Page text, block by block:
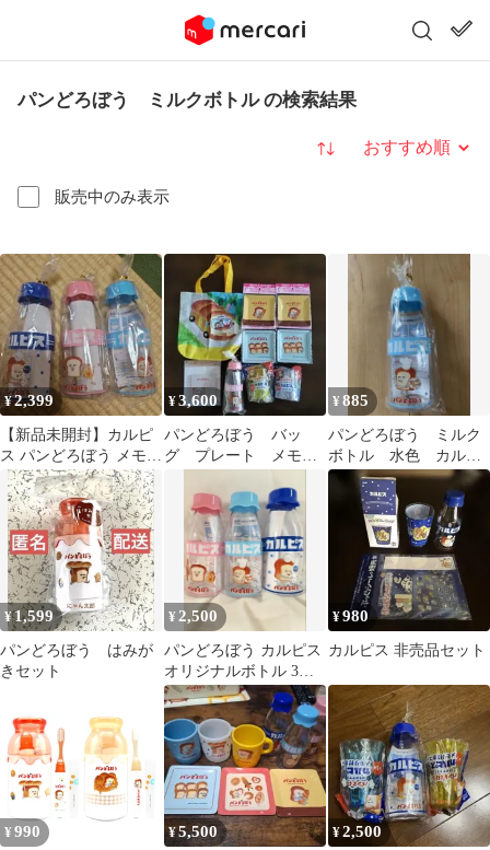
パンどろぼう ミルクボトル の検索結果
販売中のみ表示
並び替え
¥2,399
【新品未開封】カルピ
ス パンどろぼう メモリ
付きミルクボトル 3個
セット
¥3,600
パンどろぼう バッ
グ プレート メモ
プ セット
¥885
パンどろぼう ミルク
ボトル 水色 カルピ
ス 1本 ノベルティ
ボトル
¥1,599
パンどろぼう はみが
きセット
¥ 2,500
パンどろぼう カルピス
オリジナルボトル 3種
セット
¥980
カルピス 非売品セット
¥ 990 ¥5,500 ¥2,500